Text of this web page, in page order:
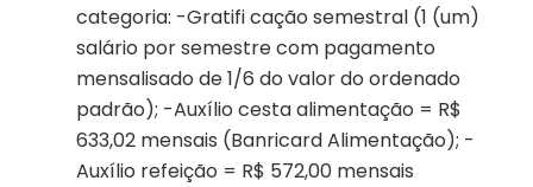
categoria: -Gratifi cação semestral (1 (um)
salário por semestre com pagamento
mensalisado de 1/6 do valor do ordenado
padrão); -Auxílio cesta alimentação = R$
633,02 mensais (Banricard Alimentação); -
Auxílio refeição = R$ 572,00 mensais